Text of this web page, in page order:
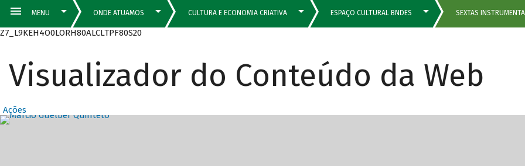
Z7_L9KEH4O0LORH80ALCLTPF80S20
Visualizador do Conteúdo da Web
Ações
Destaques Principais com